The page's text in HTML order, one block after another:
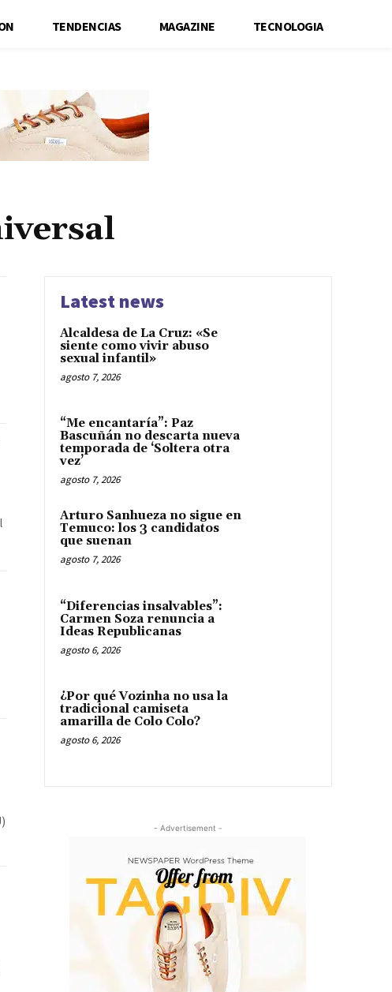
TENDENCIAS MAGAZINE TECNOLOGIA
Latest news
Alcaldesa de La Cruz: «Se
siente como vivir abuso
sexual infantil»
agosto 7, 2026
“Me encantaría”: Paz
Bascuñán no descarta nueva
temporada de ‘Soltera otra
vez’
agosto 7, 2026
Arturo Sanhueza no sigue en
Temuco: los 3 candidatos
que suenan
agosto 7, 2026
“Diferencias insalvables”:
Carmen Soza renuncia a
Ideas Republicanas
agosto 6, 2026
¿Por qué Vozinha no usa la
tradicional camiseta
amarilla de Colo Colo?
agosto 6, 2026
- Advertisement -